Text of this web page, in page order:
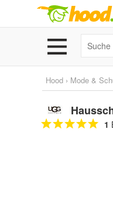
Hood › Mode &
1